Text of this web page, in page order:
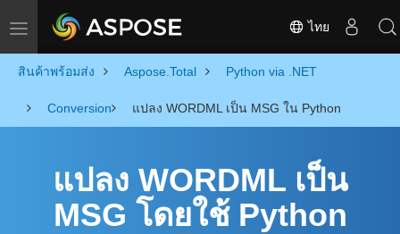
Toggle navigation ไทย
สินค้าพร้อมส่ง Aspose.Total Python via .NET
Conversion แปลง WORDML เป็น MSG ใน Python
แปลง WORDML เป็น
MSG โดยใช้ Python